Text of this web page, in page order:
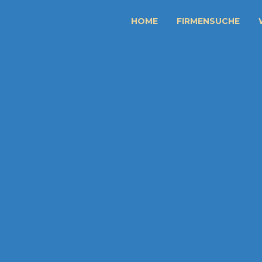
HOME FIRMENSUCHE